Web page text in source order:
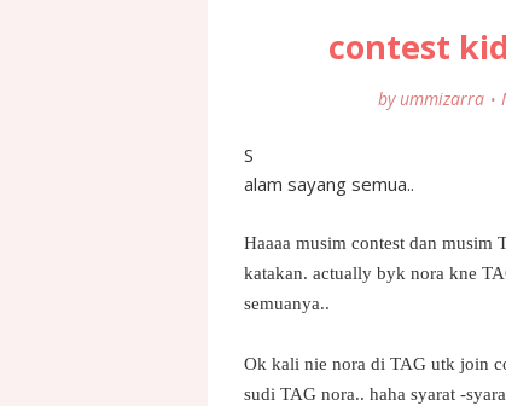
contest
by ummizarra
S
alam sayang semua..
Haaaa musim contest dan musim
katakan. actually byk nora kne
semuanya..
Ok kali nie nora di TAG utk join
sudi TAG nora.. haha syarat -